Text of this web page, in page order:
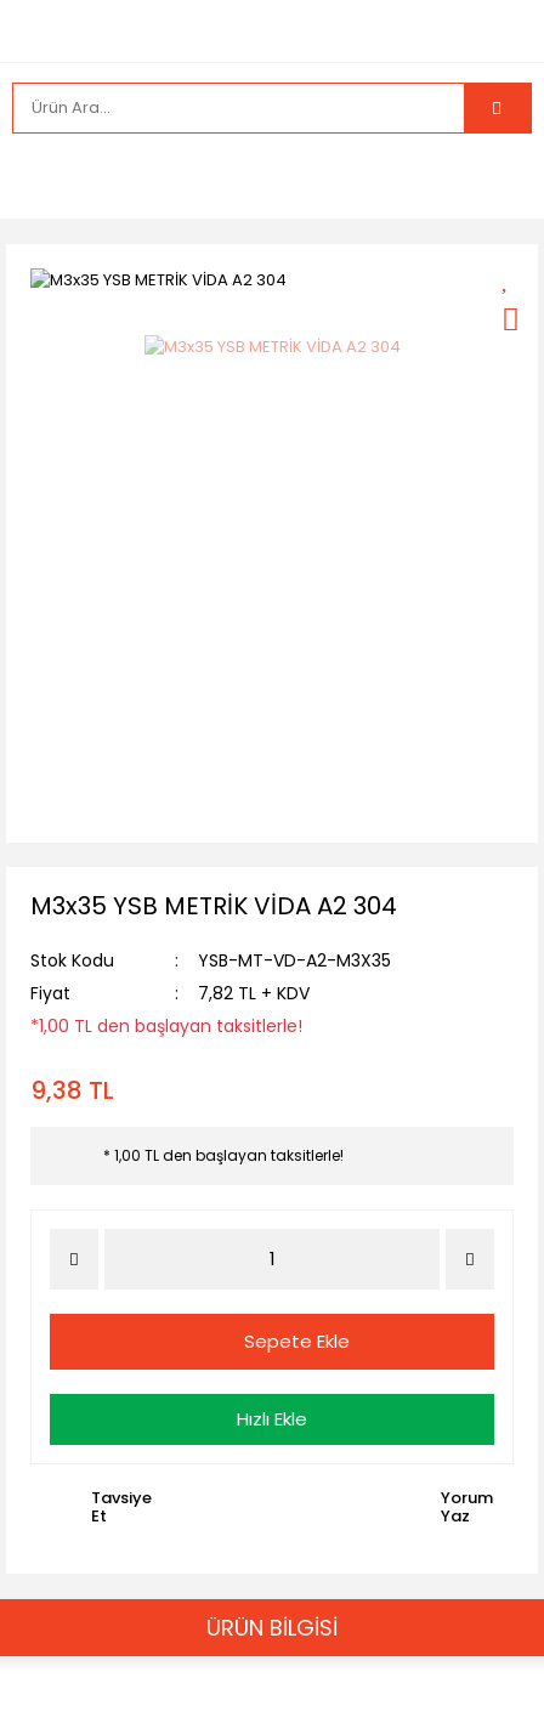
M3x35 YSB METRİK VİDA A2 304
Stok Kodu
YSB-MT-VD-A2-M3X35
Fiyat
7,82 TL + KDV
*1,00 TL den başlayan taksitlerle!
9,38 TL
* 1,00 TL den başlayan taksitlerle!
Sepete Ekle
Hızlı Ekle
Tavsiye
Et
Yorum
Yaz
ÜRÜN BİLGİSİ